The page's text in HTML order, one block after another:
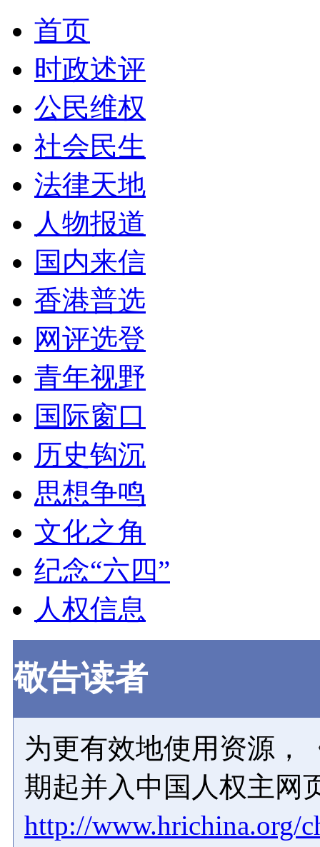
首页
时政述评
公民维权
社会民生
法律天地
人物报道
国内来信
香港普选
网评选登
青年视野
国际窗口
历史钩沉
思想争鸣
文化之角
纪念“六四”
人权信息
敬告读者
为更有效地使用资源，
期起并入中国人权主网
http://www.hrichina.org/